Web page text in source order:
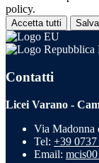
policy.
Accetta tutti
Contatti
Licei Varano -
Via Madonna
Tel: +39
Email: